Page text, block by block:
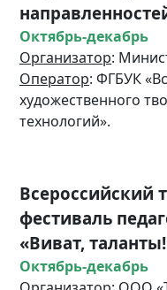
Октябрь-декабрь
Организатор:
Оператор: ФГБУК
художественного
технологий».
Всероссийский
фестиваль
«Виват,
Октябрь-декабрь